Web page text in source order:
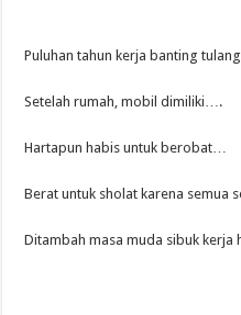
Puluhan tahun kerja banting
Setelah rumah, mobil dimiliki….
Hartapun habis untuk berobat…
Berat untuk sholat karena semua
Ditambah masa muda sibuk